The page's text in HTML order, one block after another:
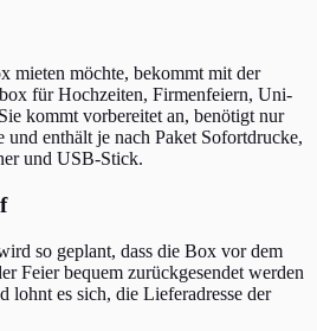
mieten möchte, bekommt mit der
für Hochzeiten, Firmenfeiern, Uni-
kommt vorbereitet an, benötigt nur
und enthält je nach Paket Sofortdrucke,
und USB-Stick.
so geplant, dass die Box vor dem
Feier bequem zurückgesendet werden
lohnt es sich, die Lieferadresse der